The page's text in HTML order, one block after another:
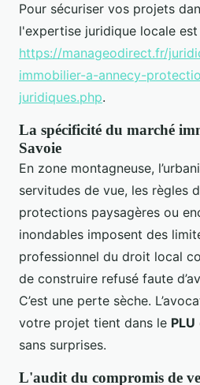
Pour sécuriser vos projets
l'expertise juridique locale
https://manageodirect.fr/
immobilier-a-annecy-
juridiques.php.
La spécificité du marché
Savoie
En zone montagneuse,
servitudes de vue, les règles
protections paysagères ou
inondables imposent des
professionnel du droit local
de construire refusé faute
C’est une perte sèche.
votre projet tient dans le PLU
sans surprises.
L'audit du compromis de